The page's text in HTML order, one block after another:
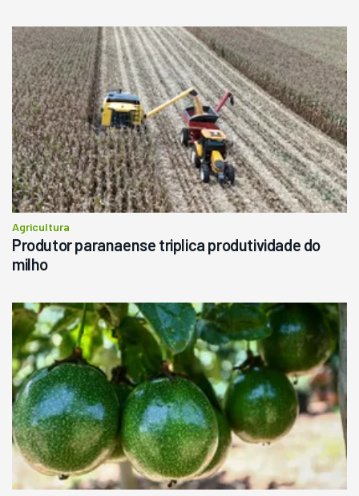
Agricultura
Produtor paranaense triplica produtividade do
milho